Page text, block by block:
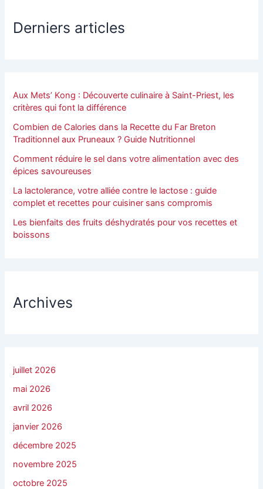
Derniers articles
Aux Mets’ Kong : Découverte culinaire à Saint-Priest, les
critères qui font la différence
Combien de Calories dans la Recette du Far Breton
Traditionnel aux Pruneaux ? Guide Nutritionnel
Comment réduire le sel dans votre alimentation avec des
épices savoureuses
La lactolerance, votre alliée contre le lactose : guide
complet et recettes pour cuisiner sans compromis
Les bienfaits des fruits déshydratés pour vos recettes et
boissons
Archives
juillet 2026
mai 2026
avril 2026
janvier 2026
décembre 2025
novembre 2025
octobre 2025